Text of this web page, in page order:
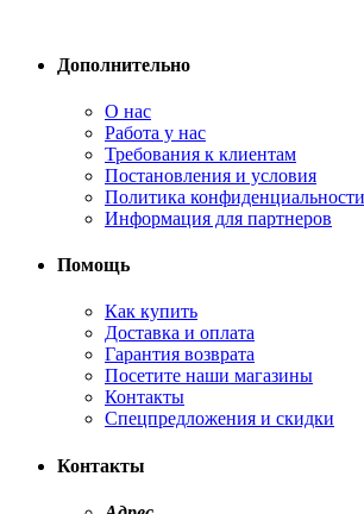
Дополнительно
О нас
Работа у нас
Требования к клиентам
Постановления и условия
Политика конфиденциальности
Информация для партнеров
Помощь
Как купить
Доставка и оплата
Гарантия возврата
Посетите наши магазины
Контакты
Спецпредложения и скидки
Контакты